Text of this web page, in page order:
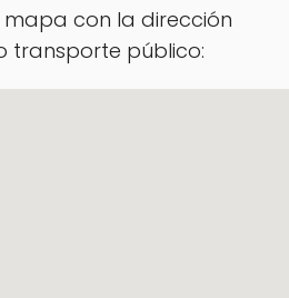
mapa con la dirección
transporte público: